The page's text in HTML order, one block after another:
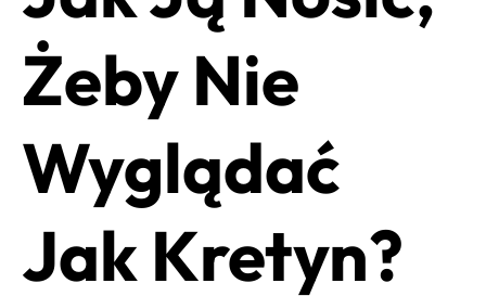
Żeby Nie
Wyglądać
Jak Kretyn?